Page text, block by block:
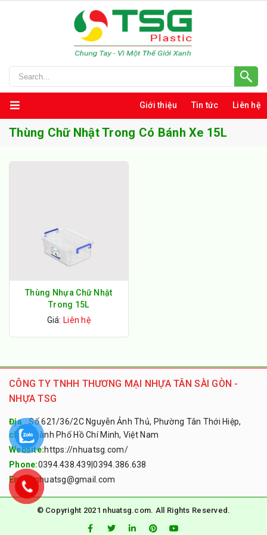
Giới thiệu Tin tức Liên hệ
Thùng Chữ Nhật Trong Có Bánh Xe 15L
Thùng Nhựa Chữ Nhật
Trong 15L
Giá: Liên hệ
CÔNG TY TNHH THƯƠNG MẠI NHỰA TÂN SÀI GÒN -
NHỰA TSG
Địa
chỉ:
Số 621/36/2C Nguyễn Ảnh Thủ, Phường Tân Thới Hiệp,
Thành Phố Hồ Chí Minh, Việt Nam
Website:https://nhuatsg.com/
Phone:0394.438.439 |0394.386.638
Email:nhuatsg@gmail.com
© Copyright 2021 nhuatsg.com. All Rights Reserved.